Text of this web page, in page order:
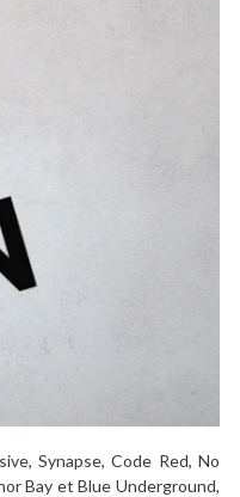
Synapse, Code Red, No
Bay et Blue Underground,